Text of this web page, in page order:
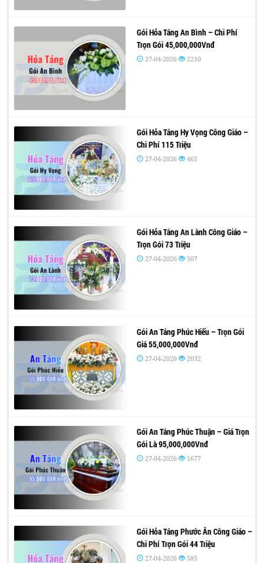
Gói Hỏa Táng An Bình – Chi Phí
Trọn Gói 45,000,000Vnđ
27-04-2026 2210
Gói Hỏa Táng Hy Vọng Công Giáo –
Chi Phí 115 Triệu
27-04-2026 465
Gói Hỏa Táng An Lành Công Giáo –
Trọn Gói 73 Triệu
27-04-2026 507
Gói An Táng Phúc Hiếu – Trọn Gói
Giá 55,000,000Vnđ
27-04-2026 2032
Gói An Táng Phúc Thuận – Giá Trọn
Gói Là 95,000,000Vnđ
27-04-2026 1677
Gói Hỏa Táng Phước Ân Công Giáo –
Chi Phí Trọn Gói 44 Triệu
27-04-2026 585